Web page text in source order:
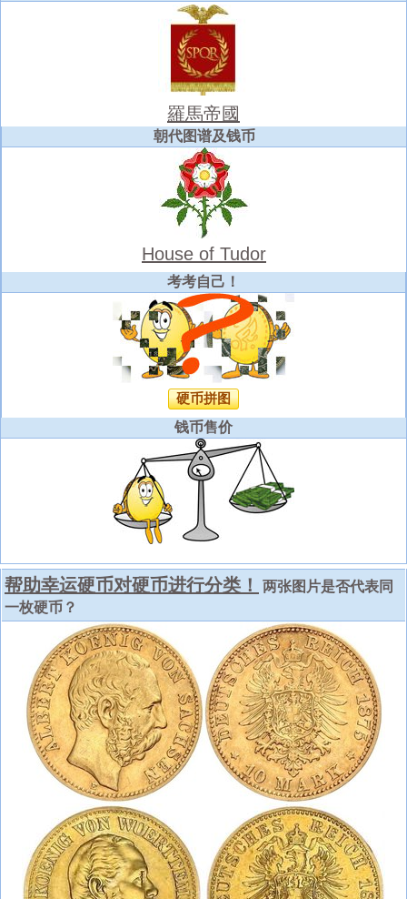
羅馬帝國
朝代图谱及钱币
House of Tudor
考考自己！
硬币拼图
钱币售价
帮助幸运硬币对硬币进行分类！
两张图片是否代表同
一枚硬币？